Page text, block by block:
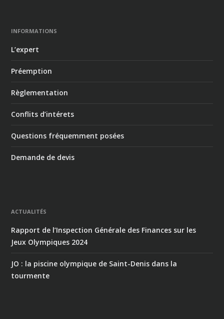
INFORMATIONS
L’expert
Préemption
Règlementation
Conflits d’intérets
Questions fréquemment posées
Demande de devis
ACTUALITÉS
Rapport de l’Inspection Générale des Finances sur les
Jeux Olympiques 2024
JO : la piscine olympique de Saint-Denis dans la
tourmente